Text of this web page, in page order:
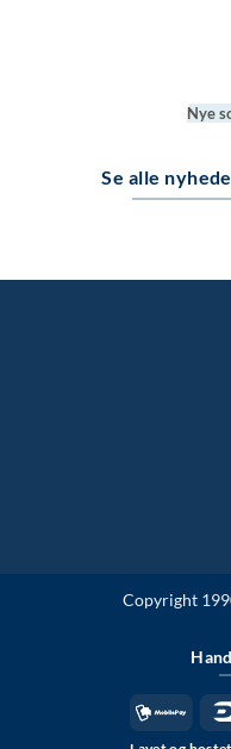
Nye
Se alle
Copyright